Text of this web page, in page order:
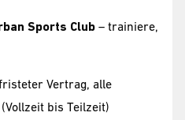
Sports Club – trainiere,
Vertrag, alle
bis Teilzeit)